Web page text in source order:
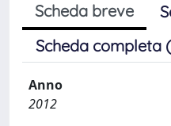
Scheda breve
Scheda completa
Anno
2012